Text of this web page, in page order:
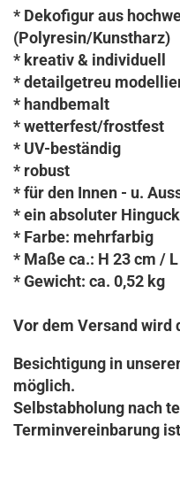
* Dekofigur aus
(Polyresin/Kunstharz)
* kreativ & individuell
* detailgetreu
* handbemalt
* wetterfest/frostfest
* UV-beständig
* robust
* für den Innen - u.
* ein absoluter
* Farbe: mehrfarbig
* Maße ca.: H 23 cm /
* Gewicht: ca. 0,52 kg
Vor dem Versand wird
Besichtigung in
möglich.
Selbstabholung nach
Terminvereinbarung